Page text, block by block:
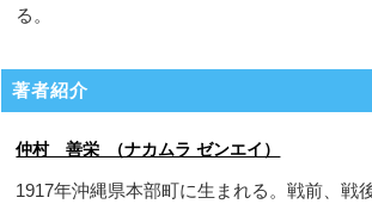
る。
著者紹介
仲村 善栄 （ナカムラ ゼンエイ）
1917年沖縄県本部町に生まれる。戦前、戦